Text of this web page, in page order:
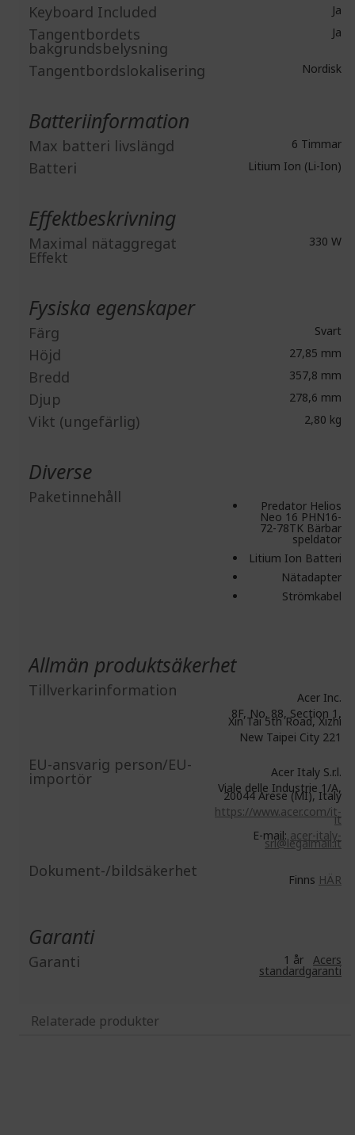
Keyboard Included Ja
Tangentbordets
bakgrundsbelysning
Ja
Tangentbordslokalisering Nordisk
Batteriinformation
Max batteri livslängd 6 Timmar
Batteri Litium Ion (Li-Ion)
Effektbeskrivning
Maximal nätaggregat
Effekt
330 W
Fysiska egenskaper
Färg Svart
Höjd 27,85 mm
Bredd 357,8 mm
Djup 278,6 mm
Vikt (ungefärlig) 2,80 kg
Diverse
Paketinnehåll Predator Helios
Neo 16 PHN16-
72-78TK Bärbar
speldator
Litium Ion Batteri
Nätadapter
Strömkabel
Allmän produktsäkerhet
Tillverkarinformation
Acer Inc.
8F, No. 88, Section 1,
Xin Tai 5th Road, Xizhi
New Taipei City 221
EU-ansvarig person/EU-
importör
Acer Italy S.r.l.
Viale delle Industrie 1/A,
20044 Arese (MI), Italy
https://www.acer.com/it-
it
E-mail:acer-italy-
srl@legalmail.it
Dokument-/bildsäkerhet Finns HÄR
Garanti
Garanti 1 år Acers
standardgaranti
Relaterade produkter